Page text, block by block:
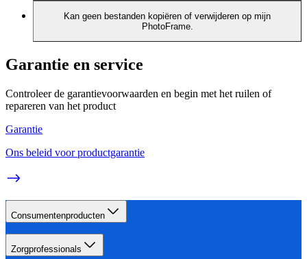
Kan geen bestanden kopiëren of verwijderen op mijn
PhotoFrame.
Garantie en service
Controleer de garantievoorwaarden en begin met het ruilen of
repareren van het product
Garantie
Ons beleid voor productgarantie
Consumentenproducten
Zorgprofessionals